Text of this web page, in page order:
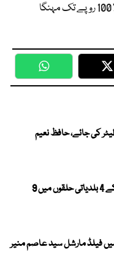
WhatsApp
228 روپے فی لیٹر کی جائے، حافظ نعیم
الیکشن کمیشن نے بلوچستان کے 4 بلدیاتی حلقوں میں 9
فیلڈ مارشل سید عاصم منیر